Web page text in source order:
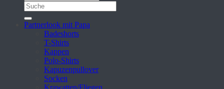
Suche
nach:
Partnerlook mit Papa
Badeshorts
T-Shirts
Kappen
Polo-Shirts
Kapuzenpullover
Socken
Krawatten/Fliegen